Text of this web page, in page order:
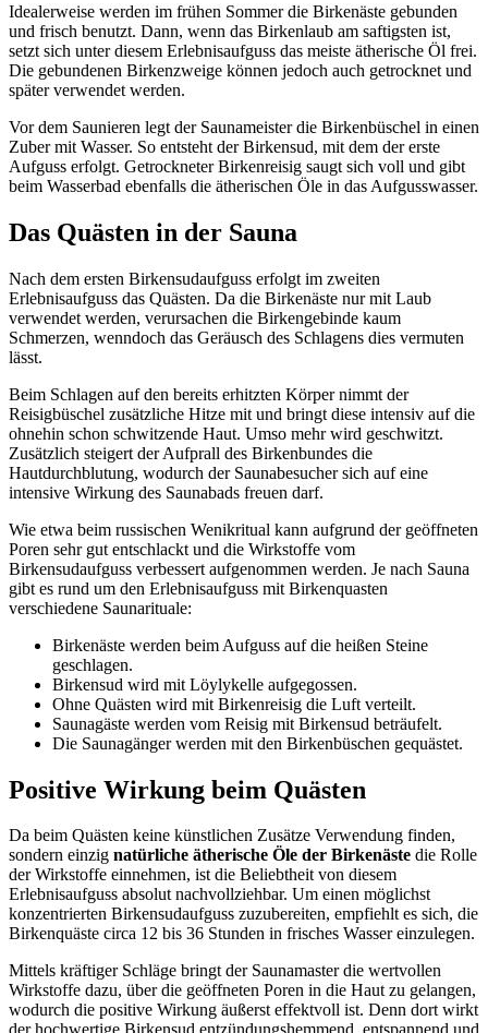
Idealerweise werden im frühen Sommer die Birkenäste gebunden
und frisch benutzt. Dann, wenn das Birkenlaub am saftigsten ist,
setzt sich unter diesem Erlebnisaufguss das meiste ätherische Öl frei.
Die gebundenen Birkenzweige können jedoch auch getrocknet und
später verwendet werden.
Vor dem Saunieren legt der Saunameister die Birkenbüschel in einen
Zuber mit Wasser. So entsteht der Birkensud, mit dem der erste
Aufguss erfolgt. Getrockneter Birkenreisig saugt sich voll und gibt
beim Wasserbad ebenfalls die ätherischen Öle in das Aufgusswasser.
Das Quästen in der Sauna
Nach dem ersten Birkensudaufguss erfolgt im zweiten
Erlebnisaufguss das Quästen. Da die Birkenäste nur mit Laub
verwendet werden, verursachen die Birkengebinde kaum
Schmerzen, wenndoch das Geräusch des Schlagens dies vermuten
lässt.
Beim Schlagen auf den bereits erhitzten Körper nimmt der
Reisigbüschel zusätzliche Hitze mit und bringt diese intensiv auf die
ohnehin schon schwitzende Haut. Umso mehr wird geschwitzt.
Zusätzlich steigert der Aufprall des Birkenbundes die
Hautdurchblutung, wodurch der Saunabesucher sich auf eine
intensive Wirkung des Saunabads freuen darf.
Wie etwa beim russischen Wenikritual kann aufgrund der geöffneten
Poren sehr gut entschlackt und die Wirkstoffe vom
Birkensudaufguss verbessert aufgenommen werden. Je nach Sauna
gibt es rund um den Erlebnisaufguss mit Birkenquasten
verschiedene Saunarituale:
Birkenäste werden beim Aufguss auf die heißen Steine
geschlagen.
Birkensud wird mit Löylykelle aufgegossen.
Ohne Quästen wird mit Birkenreisig die Luft verteilt.
Saunagäste werden vom Reisig mit Birkensud beträufelt.
Die Saunagänger werden mit den Birkenbüschen gequästet.
Positive Wirkung beim Quästen
Da beim Quästen keine künstlichen Zusätze Verwendung finden,
sondern einzig natürliche ätherische Öle der Birkenäste die Rolle
der Wirkstoffe einnehmen, ist die Beliebtheit von diesem
Erlebnisaufguss absolut nachvollziehbar. Um einen möglichst
konzentrierten Birkensudaufguss zuzubereiten, empfiehlt es sich, die
Birkenquäste circa 12 bis 36 Stunden in frisches Wasser einzulegen.
Mittels kräftiger Schläge bringt der Saunamaster die wertvollen
Wirkstoffe dazu, über die geöffneten Poren in die Haut zu gelangen,
wodurch die positive Wirkung äußerst effektvoll ist. Denn dort wirkt